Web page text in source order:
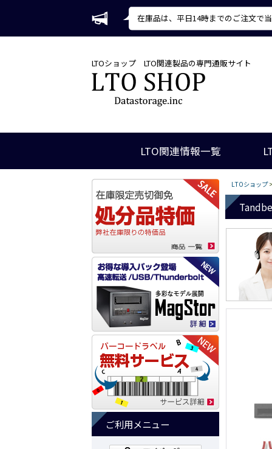
在庫品は、平日14時までのご注文で
LTOショップ LTO関連製品の専門通販サイト
LTO関連情報一覧
ご利用メニュー
LTOショップ